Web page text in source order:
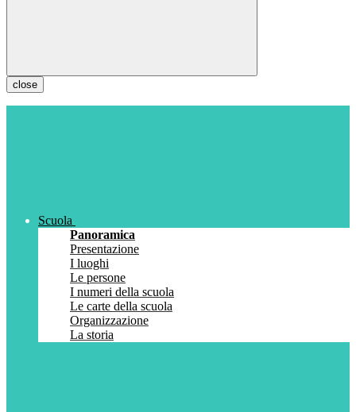
close
Scuola
Panoramica
Presentazione
I luoghi
Le persone
I numeri della scuola
Le carte della scuola
Organizzazione
La storia